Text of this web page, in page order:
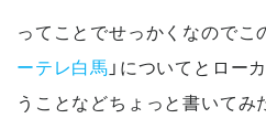
ってことでせっかくなのでこ
ーテレ白馬 」についてとロー
うことなどちょっと書いてみ